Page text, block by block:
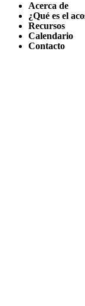
Acerca de
¿Qué es el
Recursos
Calendario
Contacto